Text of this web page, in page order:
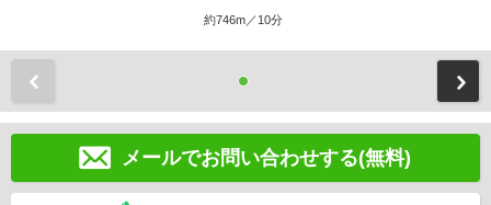
約746m／10分
メールでお問い合わせする(無料)